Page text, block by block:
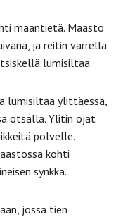
maantietä. Maasto
ja reitin varrella
lumisiltaa.
lumisiltaa ylittäessä,
otsalla. Ylitin ojat
polvelle.
kohti
synkkä.
jossa tien